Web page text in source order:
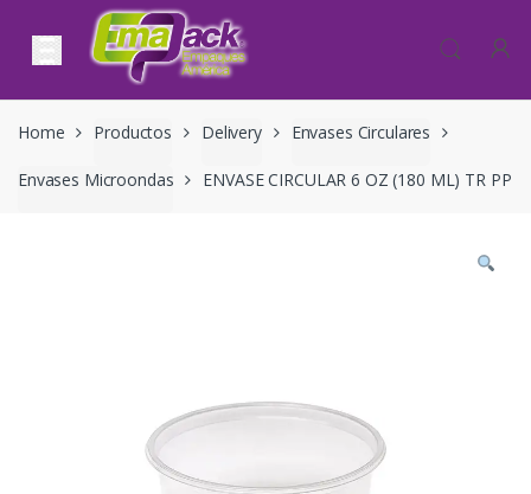
Skip to navigation
Skip to content
Home Productos Delivery Envases Circulares
Envases Microondas ENVASE CIRCULAR 6 OZ (180 ML) TR PP